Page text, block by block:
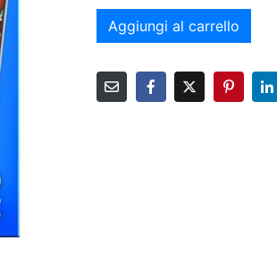
Aggiungi al carrello